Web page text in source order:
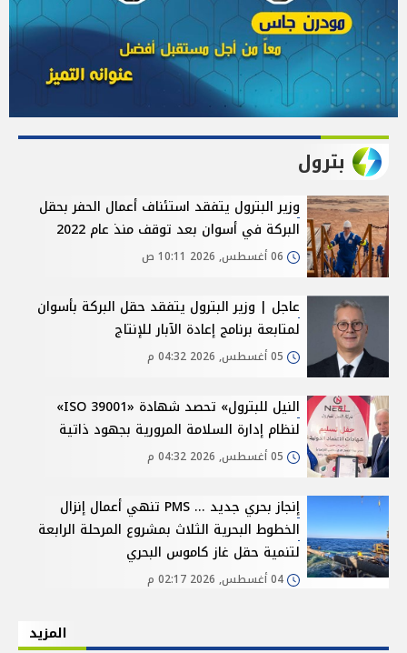
بترول
وزير البترول يتفقد استئناف أعمال الحفر بحقل
البركة في أسوان بعد توقف منذ عام 2022
عاجل | وزير البترول يتفقد حقل البركة بأسوان
لمتابعة برنامج إعادة الآبار للإنتاج
النيل للبترول» تحصد شهادة «ISO 39001»
لنظام إدارة السلامة المرورية بجهود ذاتية
إنجاز بحري جديد ... PMS تنهي أعمال إنزال
الخطوط البحرية الثلاث بمشروع المرحلة الرابعة
لتنمية حقل غاز كاموس البحري
المزيد